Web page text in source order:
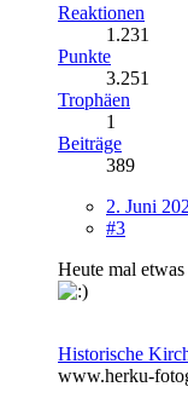
Reaktionen
1.231
Punkte
3.251
Trophäen
1
Beiträge
389
2. Juni
#3
Heute mal etwas
Historische
www.herku-